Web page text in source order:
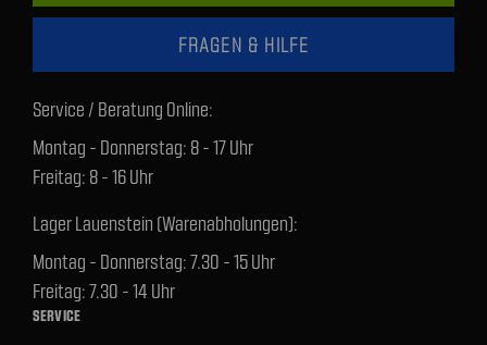
FRAGEN & HILFE
Service / Beratung Online:
Montag - Donnerstag: 8 - 17 Uhr
Freitag: 8 - 16 Uhr
Lager Lauenstein (Warenabholungen):
Montag - Donnerstag: 7.30 - 15 Uhr
Freitag: 7.30 - 14 Uhr
SERVICE